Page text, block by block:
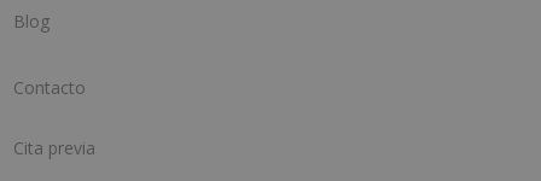
Blog
Contacto
Cita previa